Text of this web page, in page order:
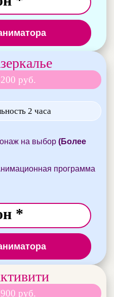
руб.
2 часа
на выбор (Более
программа
руб.